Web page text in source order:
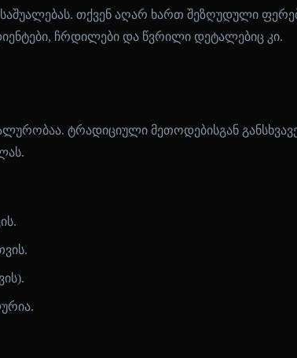
თქვენ აღარ ხართ შეზღუდული
ჩრდილები და წვრილი დეტალებიც კი.
ტრადიციული მეთოდებისგან